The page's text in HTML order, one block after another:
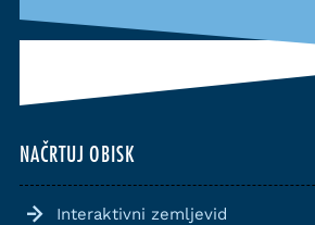
NAČRTUJ OBISK
Interaktivni zemljevid